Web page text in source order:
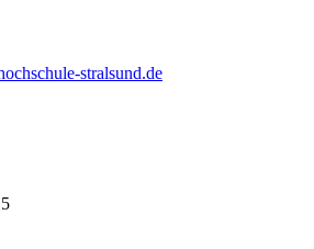
und Auswertung von
stralsund.de